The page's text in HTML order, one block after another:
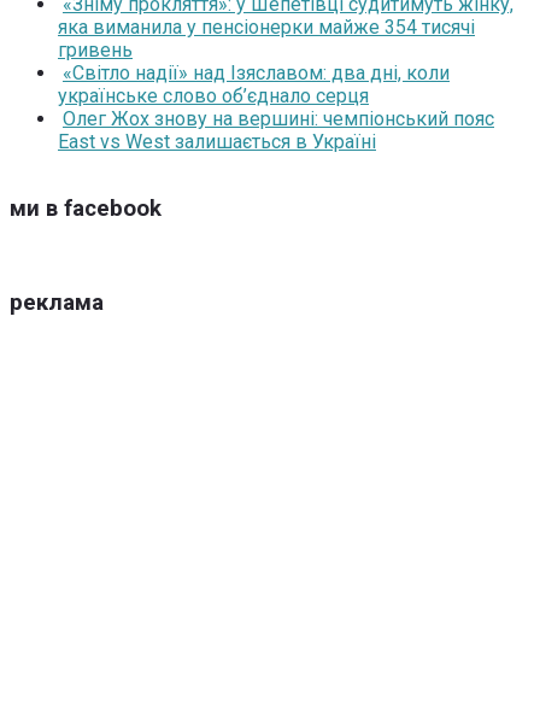
«Зніму прокляття»: у Шепетівці судитимуть жінку,
яка виманила у пенсіонерки майже 354 тисячі
гривень
«Світло надії» над Ізяславом: два дні, коли
українське слово об’єднало серця
Олег Жох знову на вершині: чемпіонський пояс
East vs West залишається в Україні
ми в facebook
реклама